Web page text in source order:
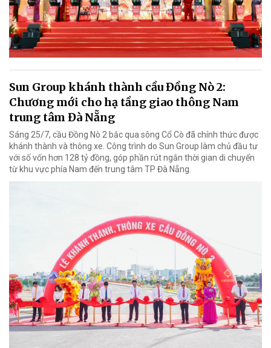
Sun Group khánh thành cầu Đồng Nò 2:
Chương mới cho hạ tầng giao thông Nam
trung tâm Đà Nẵng
Sáng 25/7, cầu Đồng Nò 2 bắc qua sông Cổ Cò đã chính thức được
khánh thành và thông xe. Công trình do Sun Group làm chủ đầu tư
với số vốn hơn 128 tỷ đồng, góp phần rút ngắn thời gian di chuyển
từ khu vực phía Nam đến trung tâm TP Đà Nẵng.